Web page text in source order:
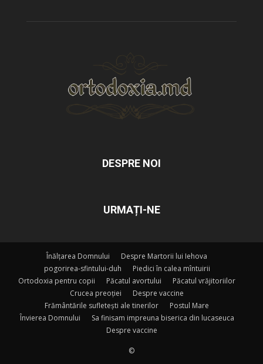
DESPRE NOI
URMAȚI-NE
Înălțarea Domnului
Despre Martorii lui Iehova
pogorirea-sfintului-duh
Piedici în calea mîntuirii
Ortodoxia pentru copii
Păcatul avortului
Păcatul vrăjitoriilor
Crucea preoției
Despre vaccine
Frământările sufletești ale tinerilor
Postul Mare
Învierea Domnului
Sa finisam impreuna biserica din lucaseuca
Despre vaccine
©